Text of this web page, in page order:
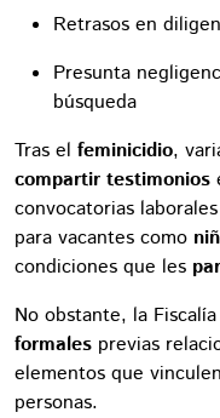
Retrasos en
Presunta
búsqueda
Tras el feminicidio,
compartir testimonios
convocatorias
para vacantes como
condiciones que les
No obstante, la
formales previas
elementos que
personas.